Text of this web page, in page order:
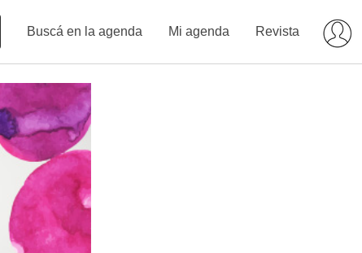
Buscá en la agenda Mi agenda Revista